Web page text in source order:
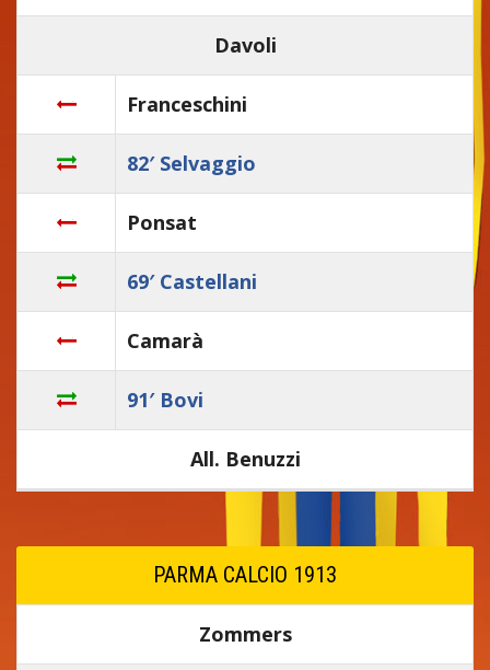
Davoli
Franceschini
82′ Selvaggio
Ponsat
69′ Castellani
Camarà
91′ Bovi
All. Benuzzi
PARMA CALCIO 1913
Zommers